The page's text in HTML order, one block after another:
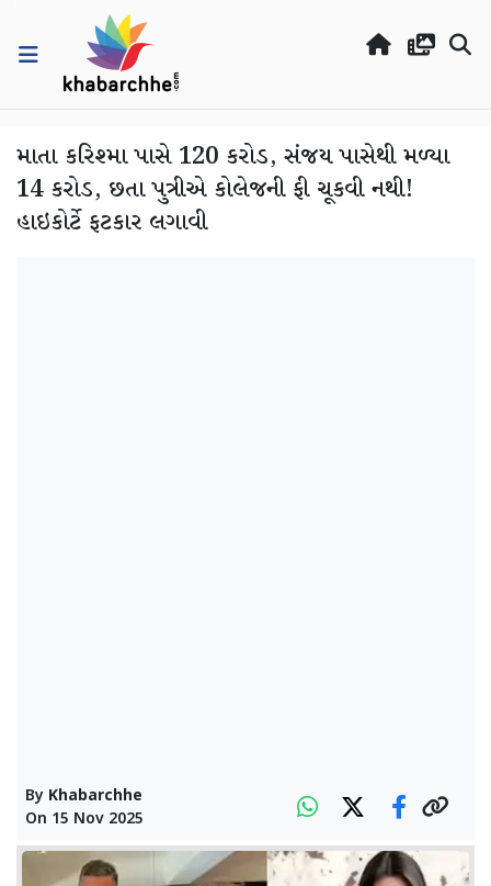
માતા કરિશ્મા પાસે 120 કરોડ, સંજય પાસેથી મળ્યા
14 કરોડ, છતા પુત્રીએ કોલેજની ફી ચૂકવી નથી!
હાઇકોર્ટે ફટકાર લગાવી
By Khabarchhe
On 15 Nov 2025